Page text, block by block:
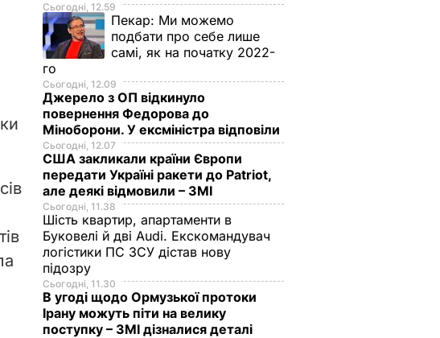
Сьогодні, 12.59
Пекар: Ми можемо
подбати про себе лише
самі, як на початку 2022-
го
Сьогодні, 12.09
Джерело з ОП відкинуло
повернення Федорова до
Міноборони. У ексміністра відповіли
Сьогодні, 12.07
США закликали країни Європи
передати Україні ракети до Patriot,
але деякі відмовили – ЗМІ
Сьогодні, 11.38
Шість квартир, апартаменти в
Буковелі й дві Audi. Екскомандувач
логістики ПС ЗСУ дістав нову
підозру
Сьогодні, 11.30
В угоді щодо Ормузької протоки
Ірану можуть піти на велику
поступку – ЗМІ дізналися деталі